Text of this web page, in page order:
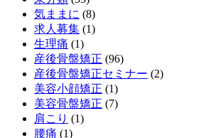
気ままに (8)
求人募集 (1)
生理痛 (1)
産後骨盤矯正 (96)
産後骨盤矯正セミナー (2)
美容小顔矯正 (1)
美容骨盤矯正 (7)
肩こり (1)
腰痛 (1)